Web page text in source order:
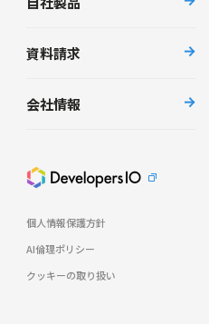
資料請求
会社情報
個人情報保護方針
AI倫理ポリシー
クッキーの取り扱い